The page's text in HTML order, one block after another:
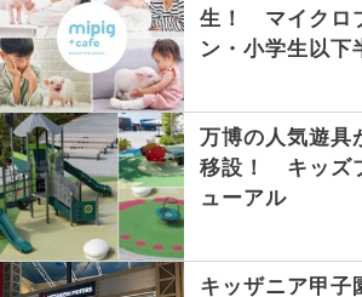
生！ マイクロ
ン・小学生以下
万博の人気遊具
移設！ キッズ
ューアル
キッザニア甲子